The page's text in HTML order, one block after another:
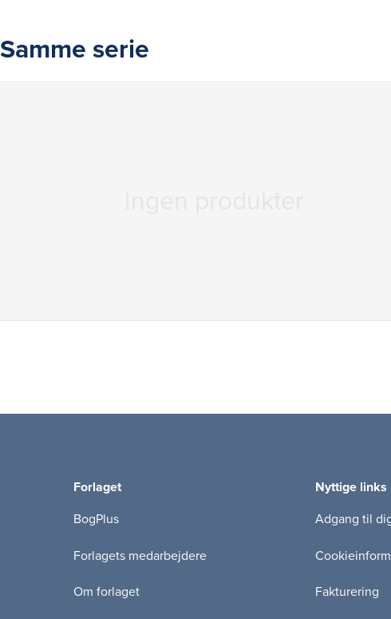
Samme serie
Forlaget
BogPlus
Forlagets medarbejdere
Om forlaget
Nyttige links
Adgang til
Fakturering